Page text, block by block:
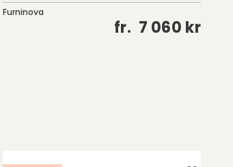
Furninova
fr. 7 060 kr